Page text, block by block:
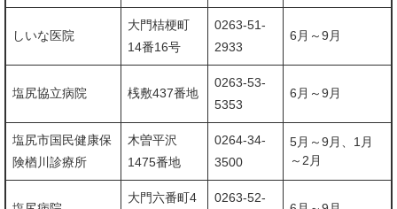
しいな医院
大門桔梗町
14番16号
0263-51-
2933
6月～9月
塩尻協立病院 桟敷437番地
0263-53-
5353
6月～9月
塩尻市国民健康保
険楢川診療所
木曽平沢
1475番地
0264-34-
3500
5月～9月、1月
～2月
大門六番町4
0263-52-